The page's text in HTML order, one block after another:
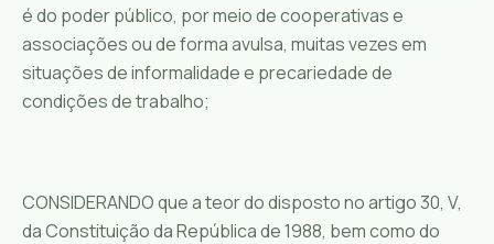
é do poder público, por meio de cooperativas e
associações ou de forma avulsa, muitas vezes em
situações de informalidade e precariedade de
condições de trabalho;
CONSIDERANDO que a teor do disposto no artigo 30, V,
da Constituição da República de 1988, bem como do